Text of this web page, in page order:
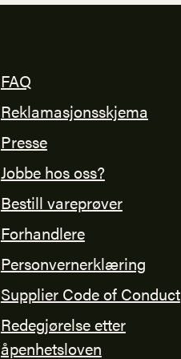
FAQ
Reklamasjonsskjema
Presse
Jobbe hos oss?
Bestill vareprøver
Forhandlere
Personvernerklæring
Supplier Code of Conduct
Redegjørelse etter
åpenhetsloven